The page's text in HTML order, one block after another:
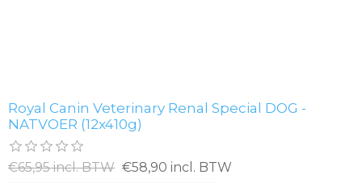
Royal Canin Veterinary Renal Special DOG -
NATVOER (12x410g)
€65,95 incl. BTW €58,90 incl. BTW